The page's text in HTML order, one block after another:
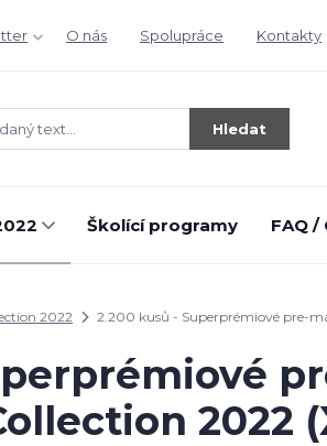
O nás Spolupráce Kontakty
Hledat
Školící programy FAQ
2022 2.200 kusů - Superprémiové pre-
2022